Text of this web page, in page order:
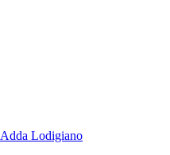
Lodigiano